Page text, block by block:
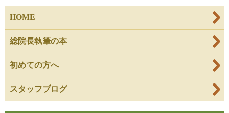
HOME
総院長執筆の本
初めての方へ
スタッフブログ